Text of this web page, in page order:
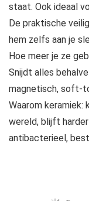
staat. Ook ideaal
De praktische
hem zelfs aan je
Hoe meer je ze
Snijdt alles
magnetisch, soft-
Waarom
wereld, blijft
antibacterieel,